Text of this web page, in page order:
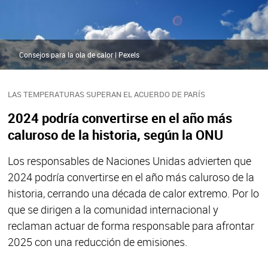
LAS TEMPERATURAS SUPERAN EL ACUERDO DE PARÍS
2024 podría convertirse en el año más
caluroso de la historia, según la ONU
Los responsables de Naciones Unidas advierten que
2024 podría convertirse en el año más caluroso de la
historia, cerrando una década de calor extremo. Por lo
que se dirigen a la comunidad internacional y
reclaman actuar de forma responsable para afrontar
2025 con una reducción de emisiones.
Consejos para la ola de calor | Pexels